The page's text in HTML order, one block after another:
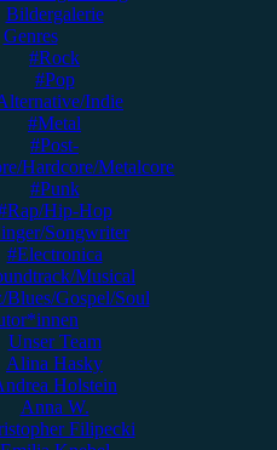
Bildergalerie
Genres
#Rock
#Pop
Indie
#Metal
#Post-
Hardcore/Metalcore
#Punk
Hip-Hop
Songwriter
#Electronica
Musical
Blues/Gospel/Soul
Unser Team
Alina Hasky
Holstein
Anna W.
Filipecki